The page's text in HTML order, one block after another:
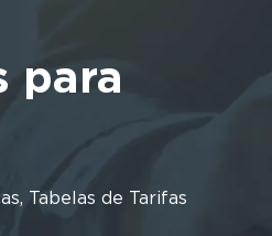
para
Tabelas de Tarifas